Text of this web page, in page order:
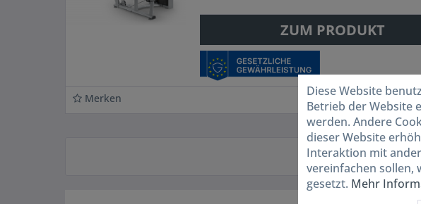
ZUM PRODUKT
Merken
Diese Website
Betrieb der Website
werden. Andere
dieser Website
Interaktion mit
vereinfachen
gesetzt. Mehr